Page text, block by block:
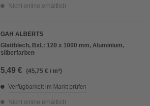
Nicht online erhältlich
GAH ALBERTS
Glattblech, BxL: 120 x 1000 mm, Aluminium,
silberfarben
5,49 € (45,75 € / m²)
Verfügbarkeit im Markt prüfen
Nicht online erhältlich